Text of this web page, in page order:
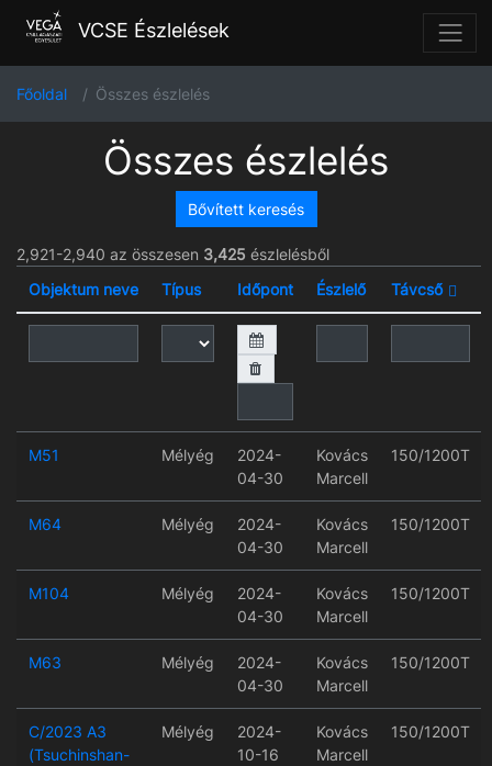
VCSE Észlelések
Főoldal Összes észlelés
Összes észlelés
Bővített keresés
2,921-2,940 az összesen 3,425 észlelésből
Objektum neve
Típus Időpont Észlelő Távcső
M51 Mélyég
2024-
04-30
Kovács
Marcell
150/1200T
M64 Mélyég
2024-
04-30
Kovács
Marcell
150/1200T
M104 Mélyég
2024-
04-30
Kovács
Marcell
150/1200T
M63 Mélyég
2024-
04-30
Kovács
Marcell
150/1200T
C/2023 A3
(Tsuchinshan-
Mélyég
2024-
10-16
Kovács
Marcell
150/1200T